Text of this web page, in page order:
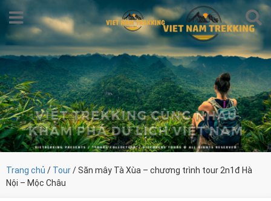
Trang chủ / Tour/ Săn mây Tà Xùa – chương trình tour 2n1đ Hà
Nội – Mộc Châu